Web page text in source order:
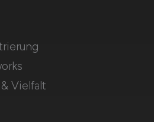
Vielfalt